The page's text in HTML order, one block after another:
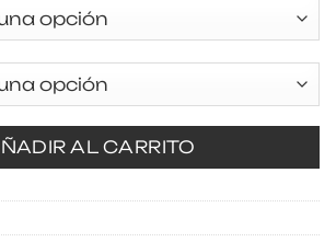
AL CARRITO